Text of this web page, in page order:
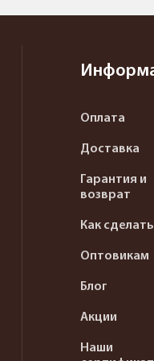
Оплата
Доставка
Гарантия и
возврат
Как сделать
Оптовикам
Блог
Акции
Наши